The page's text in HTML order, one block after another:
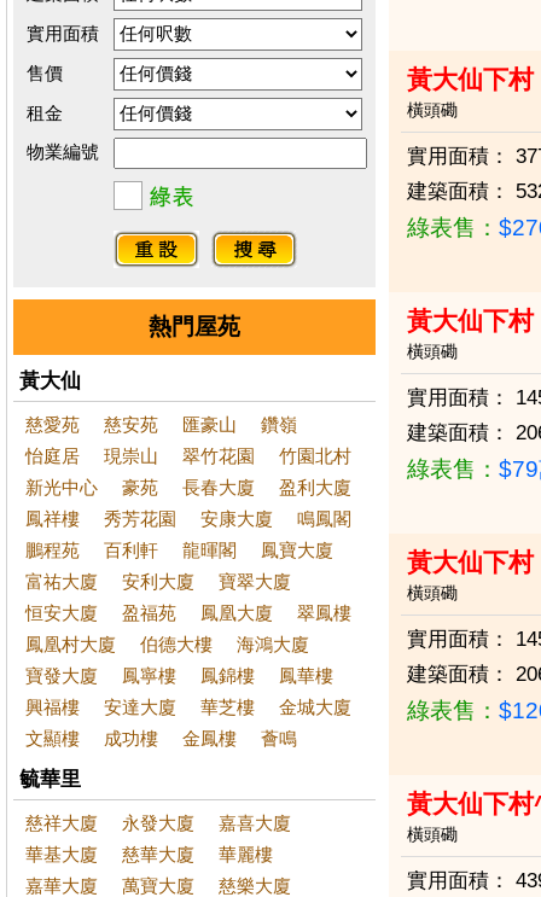
實用面積
售價
租金
物業編號
熱門屋苑
黃大仙
慈愛苑 慈安苑 匯豪山
鑽嶺
怡庭居
現崇山 翠竹花園
竹園北村
新光中心
豪苑 長春大廈
盈利大廈
鳳祥樓
秀芳花園 安康大廈
鳴鳳閣
鵬程苑
百利軒 龍暉閣
鳳寶大廈
富祐大廈
安利大廈
寶翠大廈
恒安大廈
盈福苑 鳳凰大廈
翠鳳樓
鳳凰村大廈
伯德大樓
海鴻大廈
寶發大廈
鳳寧樓 鳳錦樓
鳳華樓
興福樓
安達大廈 華芝樓
金城大廈
文顯樓
成功樓 金鳳樓 薈鳴
毓華里
慈祥大廈 永發大廈
嘉喜大廈
華基大廈
慈華大廈
華麗樓
嘉華大廈
萬寶大廈
慈樂大廈
黃大仙下村
橫頭磡
實用面積：
建築面積：
綠表售：
黃大仙下村
橫頭磡
實用面積：
建築面積：
綠表售：
黃大仙下
橫頭磡
實用面積：
建築面積：
綠表售：
黃大仙下
橫頭磡
實用面積：